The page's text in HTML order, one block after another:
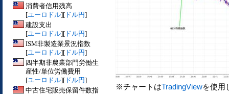
消費者信用残高
[ユーロドル][ ドル円]
建設支出
[ユーロドル][ ドル円]
ISM非製造業景況指数
[ユーロドル][ ドル円]
四半期非農業部門労働生
産性/単位労働費用
[ユーロドル][ ドル円]
中古住宅販売保留件数指
※チャートはTradingViewを使用